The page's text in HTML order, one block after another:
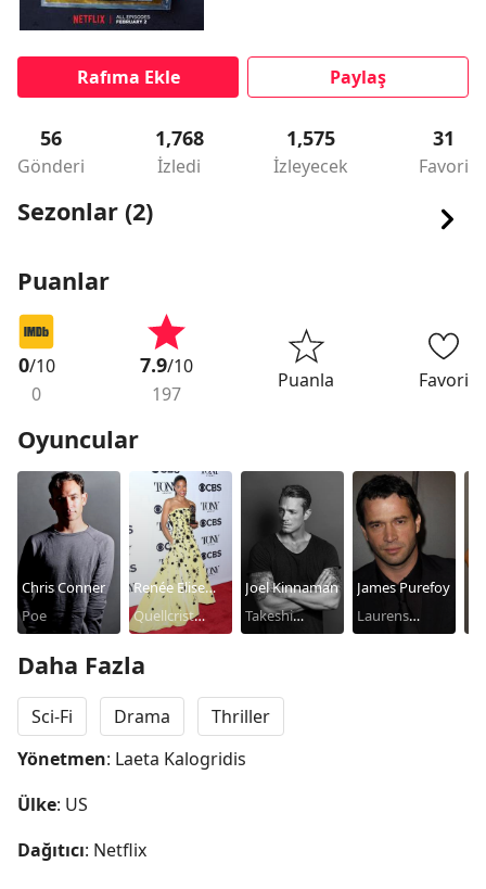
Rafıma Ekle Paylaş
56
Gönderi
1,768
İzledi
1,575
İzleyecek
31
Favori
Sezonlar (2)
Puanlar
0/10
0
7.9/10
197
Puanla Favori
Oyuncular
Chris Conner
Poe
Renée Elise
Goldsberry
Quellcrist
Joel Kinnaman
Takeshi
James Purefoy
Laurens
Daha Fazla
Sci-Fi Drama
Thriller
Yönetmen: Laeta Kalogridis
Ülke: US
Dağıtıcı: Netflix